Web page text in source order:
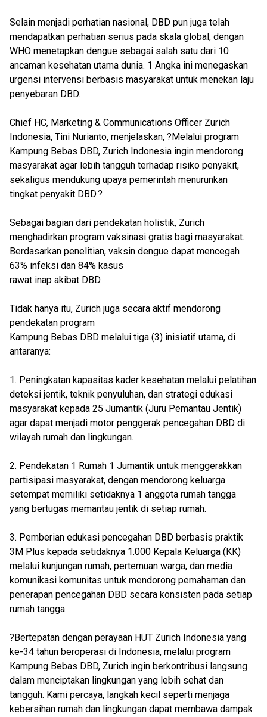
Selain menjadi perhatian nasional, DBD pun juga telah
mendapatkan perhatian serius pada skala global, dengan
WHO menetapkan dengue sebagai salah satu dari 10
ancaman kesehatan utama dunia. 1 Angka ini menegaskan
urgensi intervensi berbasis masyarakat untuk menekan laju
penyebaran DBD.
Chief HC, Marketing & Communications Officer Zurich
Indonesia, Tini Nurianto, menjelaskan, ?Melalui program
Kampung Bebas DBD, Zurich Indonesia ingin mendorong
masyarakat agar lebih tangguh terhadap risiko penyakit,
sekaligus mendukung upaya pemerintah menurunkan
tingkat penyakit DBD.?
Sebagai bagian dari pendekatan holistik, Zurich
menghadirkan program vaksinasi gratis bagi masyarakat.
Berdasarkan penelitian, vaksin dengue dapat mencegah
63% infeksi dan 84% kasus
rawat inap akibat DBD.
Tidak hanya itu, Zurich juga secara aktif mendorong
pendekatan program
Kampung Bebas DBD melalui tiga (3) inisiatif utama, di
antaranya:
1. Peningkatan kapasitas kader kesehatan melalui pelatihan
deteksi jentik, teknik penyuluhan, dan strategi edukasi
masyarakat kepada 25 Jumantik (Juru Pemantau Jentik)
agar dapat menjadi motor penggerak pencegahan DBD di
wilayah rumah dan lingkungan.
2. Pendekatan 1 Rumah 1 Jumantik untuk menggerakkan
partisipasi masyarakat, dengan mendorong keluarga
setempat memiliki setidaknya 1 anggota rumah tangga
yang bertugas memantau jentik di setiap rumah.
3. Pemberian edukasi pencegahan DBD berbasis praktik
3M Plus kepada setidaknya 1.000 Kepala Keluarga (KK)
melalui kunjungan rumah, pertemuan warga, dan media
komunikasi komunitas untuk mendorong pemahaman dan
penerapan pencegahan DBD secara konsisten pada setiap
rumah tangga.
?Bertepatan dengan perayaan HUT Zurich Indonesia yang
ke-34 tahun beroperasi di Indonesia, melalui program
Kampung Bebas DBD, Zurich ingin berkontribusi langsung
dalam menciptakan lingkungan yang lebih sehat dan
tangguh. Kami percaya, langkah kecil seperti menjaga
kebersihan rumah dan lingkungan dapat membawa dampak